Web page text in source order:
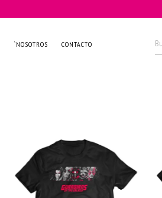
`NOSOTROS CONTACTO